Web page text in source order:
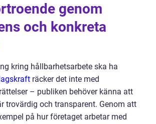
genom
och konkreta
kring hållbarhetsarbete ska ha
räcker det inte med
– publiken behöver känna att
trovärdig och transparent. Genom att
på hur företaget arbetar med